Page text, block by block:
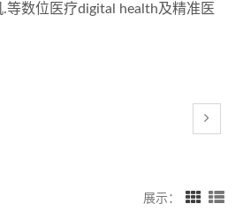
等数位医疗digital health及精准医
展示：